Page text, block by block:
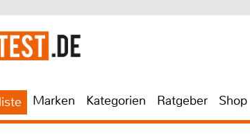
Marken Kategorien Ratgeber Shop